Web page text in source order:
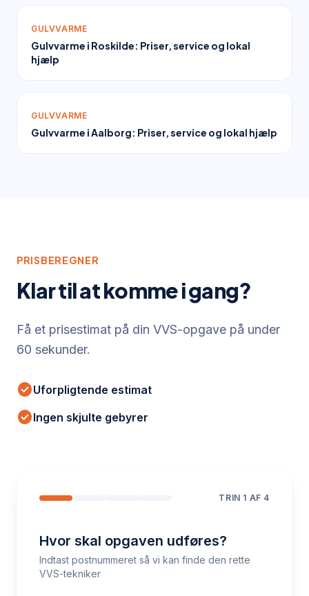
GULVVARME
Gulvvarme i Roskilde: Priser, service og lokal
hjælp
GULVVARME
Gulvvarme i Aalborg: Priser, service og lokal hjælp
PRISBEREGNER
Klar til at komme i gang?
Få et prisestimat på din VVS-opgave på under
60 sekunder.
check_circleUforpligtende estimat
check_circleIngen skjulte gebyrer
TRIN 1 AF 4
Hvor skal opgaven udføres?
Indtast postnummeret så vi kan finde den rette
VVS-tekniker